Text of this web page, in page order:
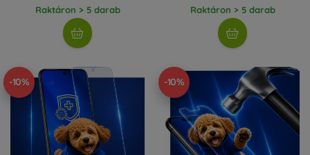
Raktáron > 5 darab Raktáron > 5 darab
-10% -10%